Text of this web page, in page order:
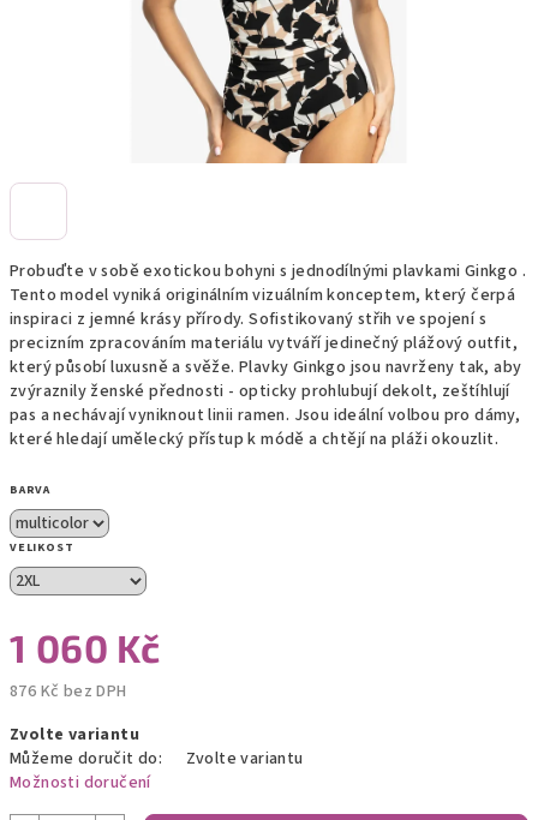
Probuďte v sobě exotickou bohyni s jednodílnými plavkami Ginkgo .
Tento model vyniká originálním vizuálním konceptem, který čerpá
inspiraci z jemné krásy přírody. Sofistikovaný střih ve spojení s
precizním zpracováním materiálu vytváří jedinečný plážový outfit,
který působí luxusně a svěže. Plavky Ginkgo jsou navrženy tak, aby
zvýraznily ženské přednosti - opticky prohlubují dekolt, zeštíhlují
pas a nechávají vyniknout linii ramen. Jsou ideální volbou pro dámy,
které hledají umělecký přístup k módě a chtějí na pláži okouzlit.
BARVA
VELIKOST
1 060 Kč
876 Kč bez DPH
cena:
Zvolte variantu
Můžeme doručit do:
Zvolte variantu
Možnosti doručení